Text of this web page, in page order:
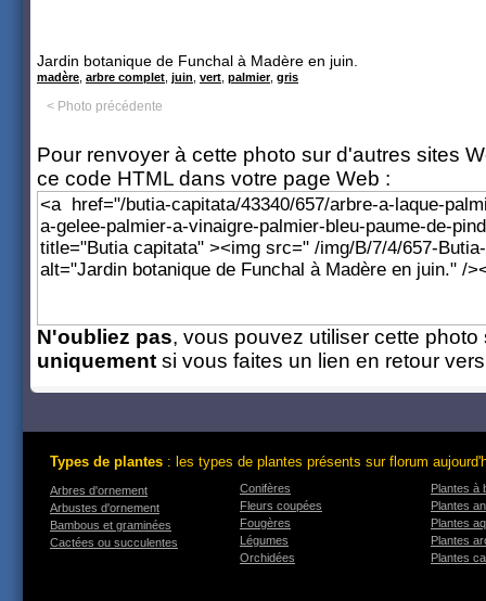
Jardin botanique de Funchal à Madère en juin.
madère arbre complet juin vert palmier, gris
< Photo précédente
Pour renvoyer à cette photo sur d'autres sites
ce code HTML dans votre page Web :
N'oubliez pas, vous pouvez utiliser cette photo
uniquement si vous faites un lien en retour
Types de plantes : les types de plantes présents sur florum
Arbres d'ornement
Arbustes d'ornement
Bambous et graminées
Cactées ou succulentes
Conifères
Fleurs coupées
Fougères
Légumes
Orchidées
Plantes à
Plantes
Plantes
Plantes
Plantes